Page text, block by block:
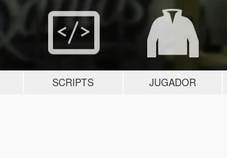
SCRIPTS JUGADOR